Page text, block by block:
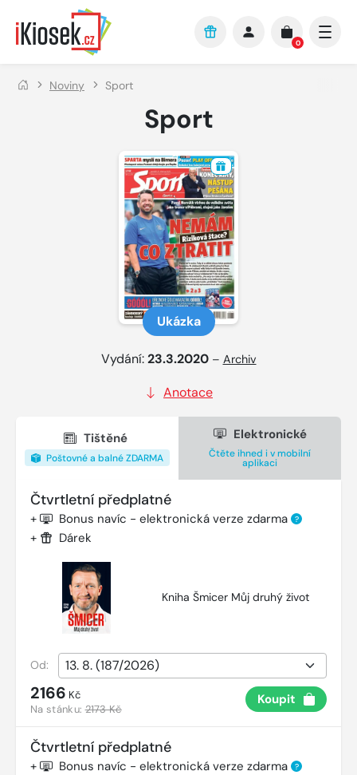
Přejít na hlavní obsah
0
Noviny Sport
Sport
Ukázka
Vydání:23.3.2020 – Archiv
Anotace
Tištěné
Poštovné a balné ZDARMA
Elektronické
Čtěte ihned i v mobilní
aplikaci
Čtvrtletní předplatné
+ Bonus navíc - elektronická verze zdarma ?
+ Dárek
Kniha Šmicer Můj druhý život
Od:
2166 Kč
Na stánku:2173 Kč
Koupit
Čtvrtletní předplatné
+ Bonus navíc - elektronická verze zdarma ?